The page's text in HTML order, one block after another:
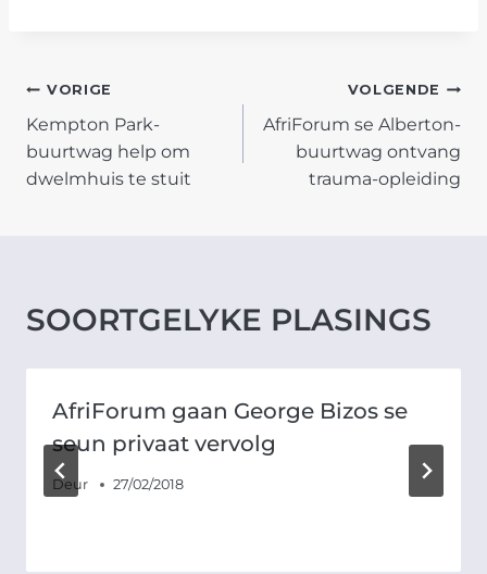
POST
NAVIGATION
VORIGE
Kempton Park-
buurtwag help om
dwelmhuis te stuit
VOLGENDE
AfriForum se Alberton-
buurtwag ontvang
trauma-opleiding
SOORTGELYKE PLASINGS
AfriForum gaan George Bizos se
seun privaat vervolg
Deur 27/02/2018